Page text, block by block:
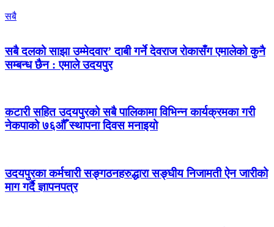
सबै
सबै दलको साझा उम्मेदवार’ दाबी गर्ने देवराज रोकासँग एमालेको कुनै
सम्बन्ध छैन : एमाले उदयपुर
कटारी सहित उदयपुरको सबै पालिकामा विभिन्न कार्यक्रमका गरी
नेकपाको ७६औँ स्थापना दिवस मनाइयो
उदयपुरका कर्मचारी सङ्गठनहरुद्धारा सङ्घीय निजामती ऐन जारीको
माग गर्दै ज्ञापनपत्र